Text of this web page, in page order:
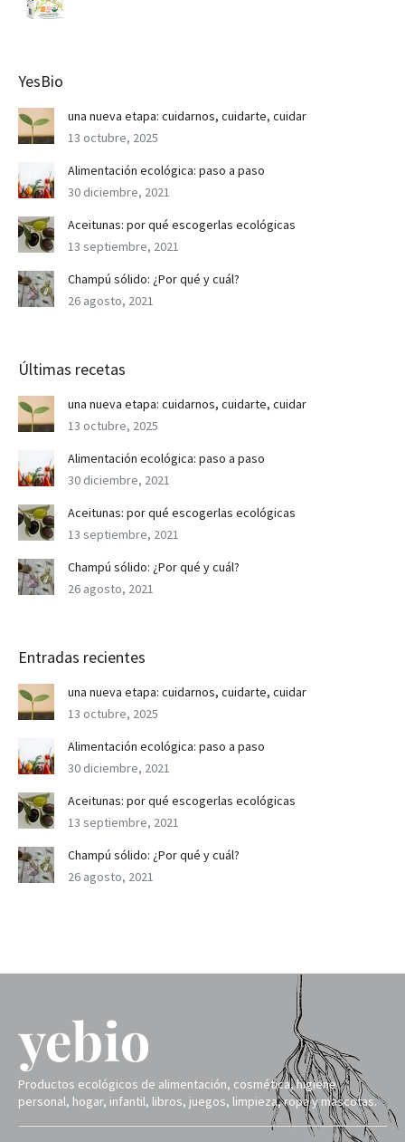
YesBio
una nueva etapa: cuidarnos, cuidarte, cuidar
13 octubre, 2025
Alimentación ecológica: paso a paso
30 diciembre, 2021
Aceitunas: por qué escogerlas ecológicas
13 septiembre, 2021
Champú sólido: ¿Por qué y cuál?
26 agosto, 2021
Últimas recetas
una nueva etapa: cuidarnos, cuidarte, cuidar
13 octubre, 2025
Alimentación ecológica: paso a paso
30 diciembre, 2021
Aceitunas: por qué escogerlas ecológicas
13 septiembre, 2021
Champú sólido: ¿Por qué y cuál?
26 agosto, 2021
Entradas recientes
una nueva etapa: cuidarnos, cuidarte, cuidar
13 octubre, 2025
Alimentación ecológica: paso a paso
30 diciembre, 2021
Aceitunas: por qué escogerlas ecológicas
13 septiembre, 2021
Champú sólido: ¿Por qué y cuál?
26 agosto, 2021
Productos ecológicos de alimentación, cosmética, higiene
personal, hogar, infantil, libros, juegos, limpieza, ropa y mascotas.